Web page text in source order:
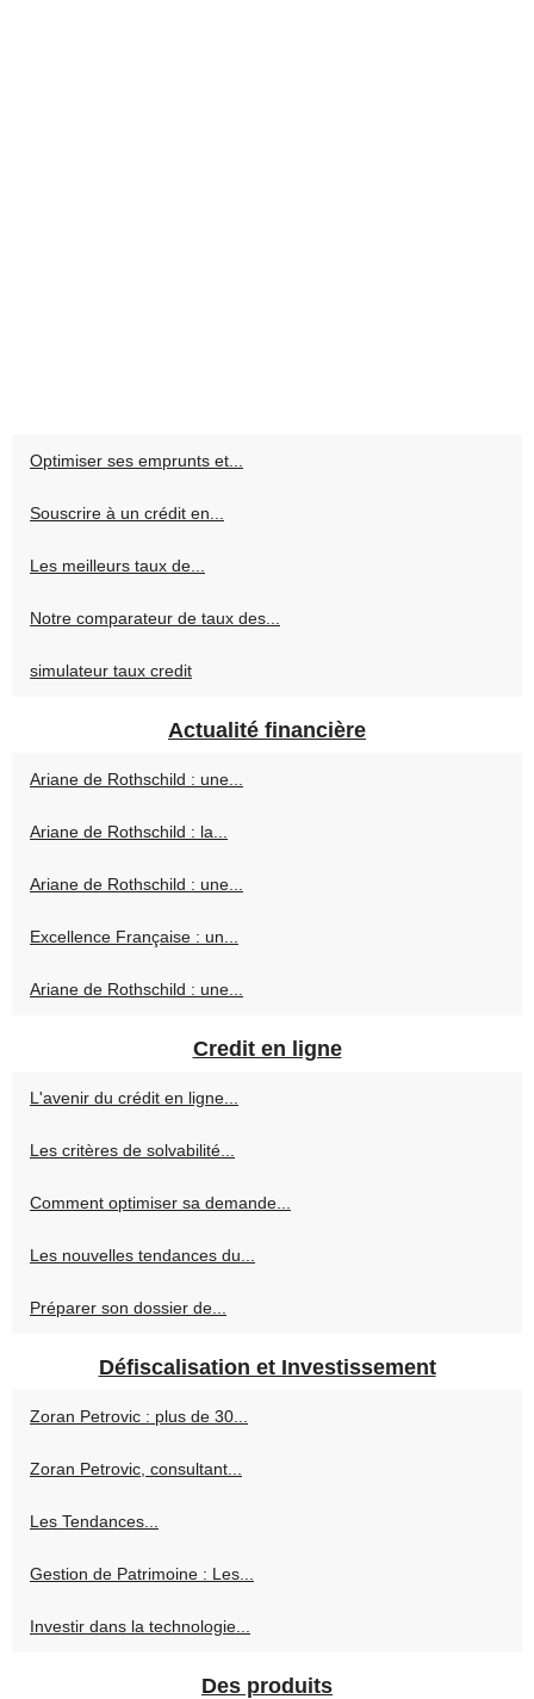
Optimiser ses emprunts et...
Souscrire à un crédit en...
Les meilleurs taux de...
Notre comparateur de taux des...
simulateur taux credit
Actualité financière
Ariane de Rothschild : une...
Ariane de Rothschild : la...
Ariane de Rothschild : une...
Excellence Française : un...
Ariane de Rothschild : une...
Credit en ligne
L'avenir du crédit en ligne...
Les critères de solvabilité...
Comment optimiser sa demande...
Les nouvelles tendances du...
Préparer son dossier de...
Défiscalisation et Investissement
Zoran Petrovic : plus de 30...
Zoran Petrovic, consultant...
Les Tendances...
Gestion de Patrimoine : Les...
Investir dans la technologie...
Des produits